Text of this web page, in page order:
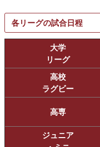
各リーグの試合日程
大学
リーグ
高校
ラグビー
高専
ジュニア